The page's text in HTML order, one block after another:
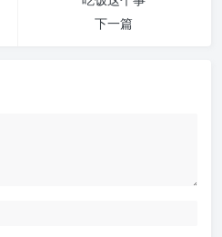
下一篇